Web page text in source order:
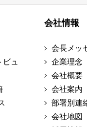
ュ
会社情報
会長メッ
企業理念
会社概要
会社案内
部署別連
会社地図